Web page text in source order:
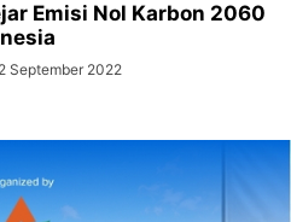
Emisi Nol Karbon 2060
2 September 2022